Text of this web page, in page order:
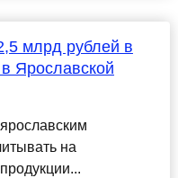
млрд рублей в
Ярославской
на